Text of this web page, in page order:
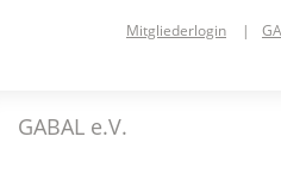
Mitgliederlogin |
GABAL e.V.